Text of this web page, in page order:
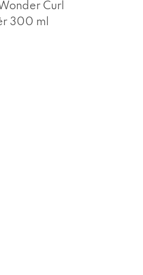
Curl
300 ml